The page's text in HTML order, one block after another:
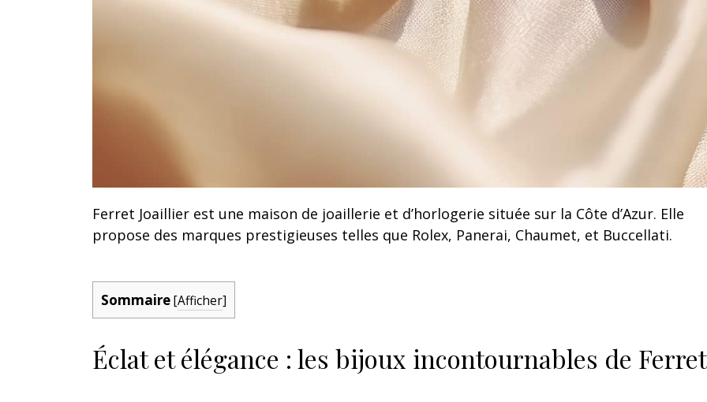
Ferret Joaillier est une maison de joaillerie et d’horlogerie située sur la Côte d’Azur. Elle
propose des marques prestigieuses telles que Rolex, Panerai, Chaumet, et Buccellati.
Sommaire[Afficher]
Éclat et élégance : les bijoux incontournables de Ferret